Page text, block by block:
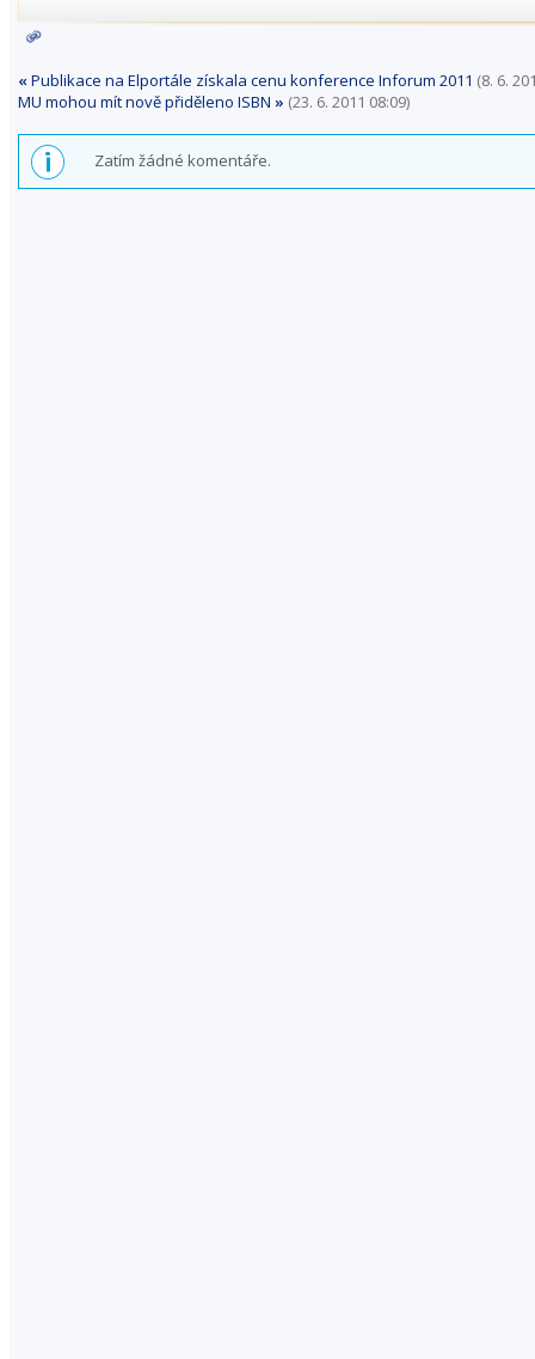
«Publikace na Elportále získala cenu konference Inforum 2011 (8. 6.
MU mohou mít nově přiděleno ISBN » (23. 6. 2011 08:09)
Zatím žádné komentáře.